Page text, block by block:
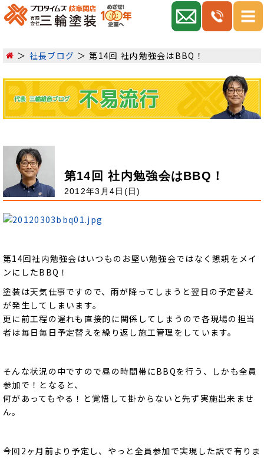
社長ブログ 第14回 社内勉強会はBBQ！
第14回 社内勉強会はBBQ！
2012年3月4日(日)
第14回社内勉強会はいつものお堅い勉強会ではなく懇親をメイ
ンにしたBBQ！
塗装は天気仕事ですので、雨が降ってしまうと翌日の予定替え
が発生してしまいます。
更に前工程の遅れも直接的に関係してしまうので各現場の担当
者は毎日毎日予定替えを繰り返し施工管理をしています。
そんな状況の中ですので昼の時間帯にBBQを行う、しかも全員
参加で！となると、
何があってもやる！と覚悟して掛からないと先ず実施出来ませ
ん。
今回2ヶ月前より予定し、やっと全員参加で実現した訳で有りま